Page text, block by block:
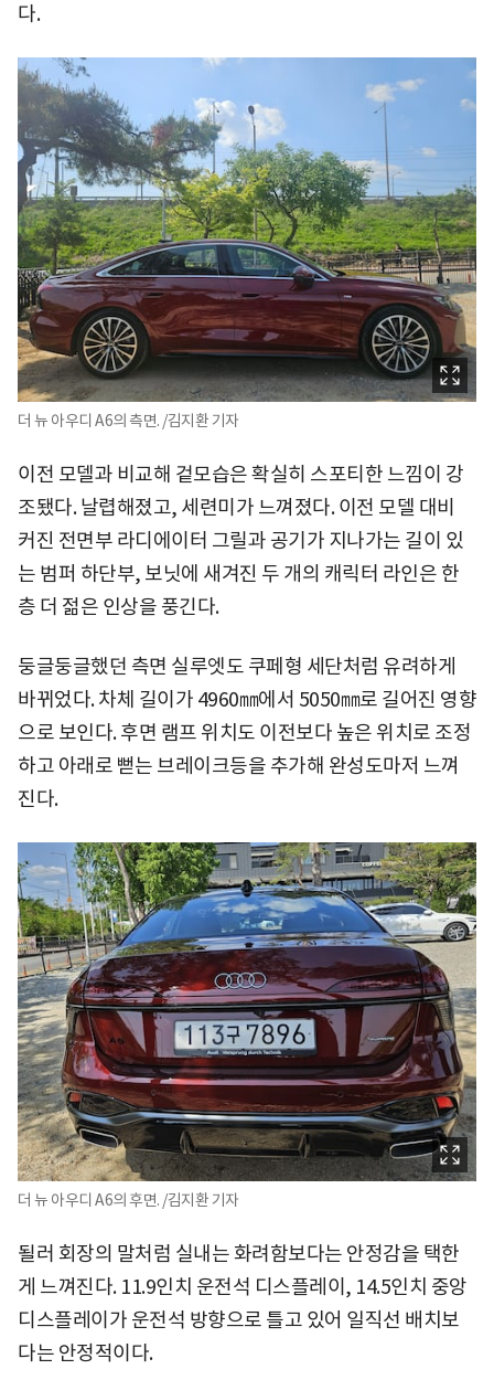
다.
더 뉴 아우디 A6의 측면. /김지환 기자
이전 모델과 비교해 겉모습은 확실히 스포티한 느낌이 강
조됐다. 날렵해졌고, 세련미가 느껴졌다. 이전 모델 대비
커진 전면부 라디에이터 그릴과 공기가 지나가는 길이 있
는 범퍼 하단부, 보닛에 새겨진 두 개의 캐릭터 라인은 한
층 더 젊은 인상을 풍긴다.
둥글둥글했던 측면 실루엣도 쿠페형 세단처럼 유려하게
바뀌었다. 차체 길이가 4960㎜에서 5050㎜로 길어진 영향
으로 보인다. 후면 램프 위치도 이전보다 높은 위치로 조정
하고 아래로 뻗는 브레이크등을 추가해 완성도마저 느껴
진다.
더 뉴 아우디 A6의 후면. /김지환 기자
될러 회장의 말처럼 실내는 화려함보다는 안정감을 택한
게 느껴진다. 11.9인치 운전석 디스플레이, 14.5인치 중앙
디스플레이가 운전석 방향으로 틀고 있어 일직선 배치보
다는 안정적이다.